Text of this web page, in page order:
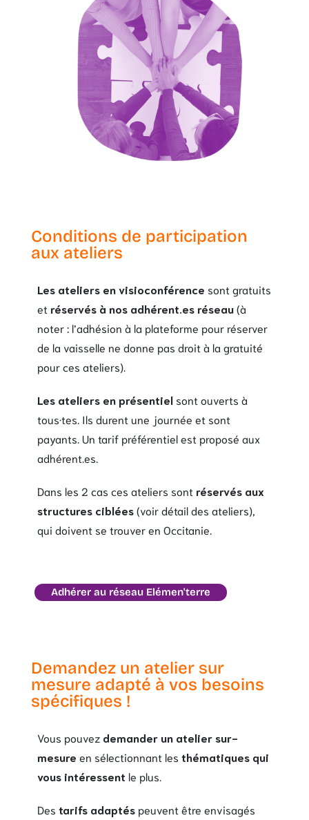
Conditions de participation
aux ateliers
Les ateliers en visioconférence sont gratuits
et réservés à nos adhérent.es réseau(à
noter : l’adhésion à la plateforme pour réserver
de la vaisselle ne donne pas droit à la gratuité
pour ces ateliers).
Les ateliers en présentiel sont ouverts à
tous·tes. Ils durent une journée et sont
payants. Un tarif préférentiel est proposé aux
adhérent.es.
Dans les 2 cas ces ateliers sont réservés aux
structures ciblées(voir détail des ateliers),
qui doivent se trouver en Occitanie.
Adhérer au réseau Elémen'terre
Demandez un atelier sur
mesure adapté à vos besoins
spécifiques !
Vous pouvez demander un atelier sur-
mesure en sélectionnant les thématiques qui
vous intéressent le plus.
Des tarifs adaptés peuvent être envisagés